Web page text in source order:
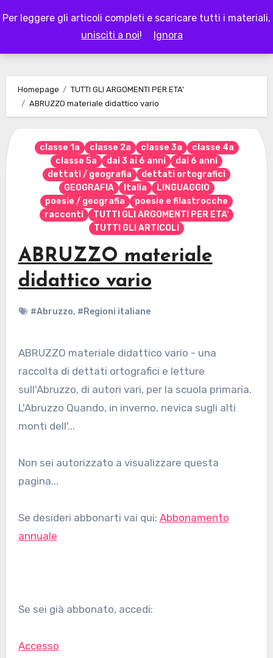
Per leggere gli articoli completi e scaricare tutti i materiali,
unisciti a noi! Ignora
to
LAPAPPADOLCE
Homepage
TUTTI GLI ARGOMENTI PER ETA'
ABRUZZO materiale didattico vario
classe 1a classe 2a classe 3a
classe 4a
classe 5a
dai 3 ai 6 anni
dai 6 anni
dettati / geografia
dettati ortografici
GEOGRAFIA
Italia
LINGUAGGIO
poesie / geografia
poesie e filastrocche
racconti
TUTTI GLI ARGOMENTI PER ETA'
TUTTI GLI ARTICOLI
ABRUZZO materiale
didattico vario
#Abruzzo, #Regioni italiane
ABRUZZO materiale didattico vario - una
raccolta di dettati ortografici e letture
sull'Abruzzo, di autori vari, per la scuola primaria.
L'Abruzzo Quando, in inverno, nevica sugli alti
monti dell'...
Non sei autorizzato a visualizzare questa
pagina...
Se desideri abbonarti vai qui: Abbonamento
annuale
Se sei già abbonato, accedi:
Accesso